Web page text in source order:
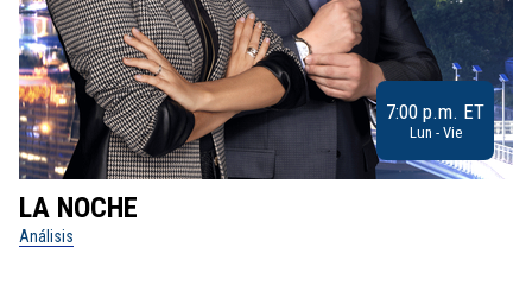
7:00 p.m. ET
Lun - Vie
LA NOCHE
Análisis